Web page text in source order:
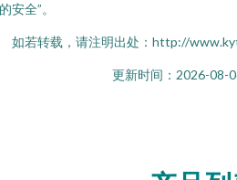
安全”。
如若转载，请注明出处：http://
更新时间：2026-08-